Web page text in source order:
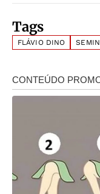
Tags
FLÁVIO DINO